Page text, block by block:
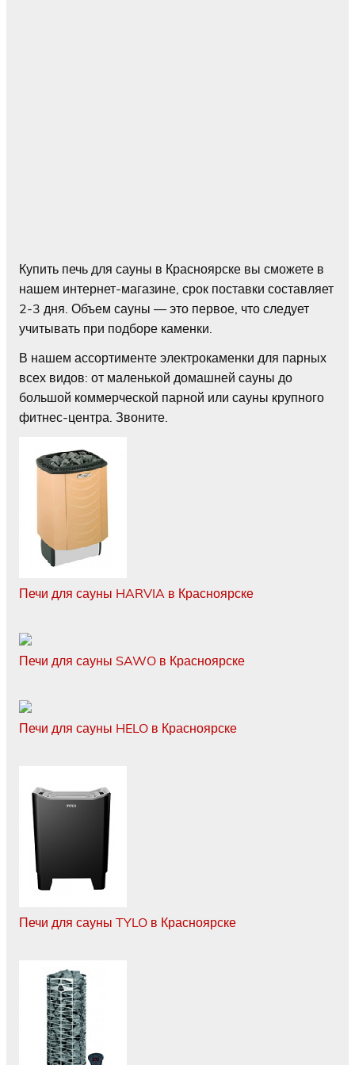
Купить печь для сауны в Красноярске вы сможете в
нашем интернет-магазине, срок поставки составляет
2-3 дня. Объем сауны — это первое, что следует
учитывать при подборе каменки.
В нашем ассортименте электрокаменки для парных
всех видов: от маленькой домашней сауны до
большой коммерческой парной или сауны крупного
фитнес-центра. Звоните.
Печи для сауны HARVIA в Красноярске
Печи для сауны SAWO в Красноярске
Печи для сауны HELO в Красноярске
Печи для сауны TYLO в Красноярске